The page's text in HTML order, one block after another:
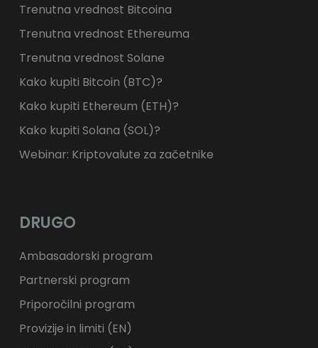
Trenutna vrednost Bitcoina
Trenutna vrednost Ethereuma
Trenutna vrednost Solane
Kako kupiti Bitcoin (BTC)?
Kako kupiti Ethereum (ETH)?
Kako kupiti Solana (SOL)?
Webinar: Kriptovalute za začetnike
DRUGO
Ambasadorski program
Partnerski program
Priporočilni program
Provizije in limiti (EN)